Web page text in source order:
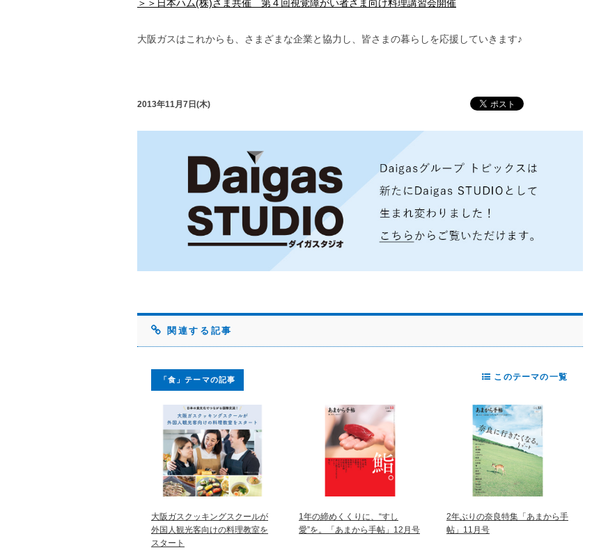
＞＞日本ハム(株)さま共催 第４回視覚障がい者さま向け料理講習会開催
大阪ガスはこれからも、さまざまな企業と協力し、皆さまの暮らしを応援していきます♪
2013年11月7日(木)
関連する記事
「食」テーマの記事
大阪ガスクッキングスクールが
外国人観光客向けの料理教室を
スタート
1年の締めくくりに、“すし
愛”を。「あまから手帖」12月号
2年ぶりの奈良特集「あまから手
帖」11月号
このテーマの一覧